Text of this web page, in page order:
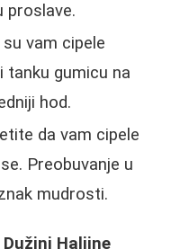
proslave.
vam cipele
tanku gumicu na
hod.
da vam cipele
Preobuvanje u
mudrosti.
Haljine